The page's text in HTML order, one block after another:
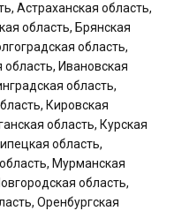
Астраханская область,
область, Брянская
область,
Ивановская
область,
Кировская
область, Курская
область,
Мурманская
область,
Оренбургская